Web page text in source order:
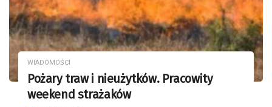
WIADOMOŚCI
Pożary traw i nieużytków. Pracowity
weekend strażaków